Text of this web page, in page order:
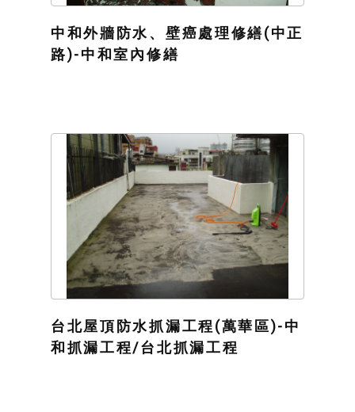
中和外牆防水、壁癌處理修繕(中正
路)-中和室內修繕
台北屋頂防水抓漏工程(萬華區)-中
和抓漏工程/台北抓漏工程